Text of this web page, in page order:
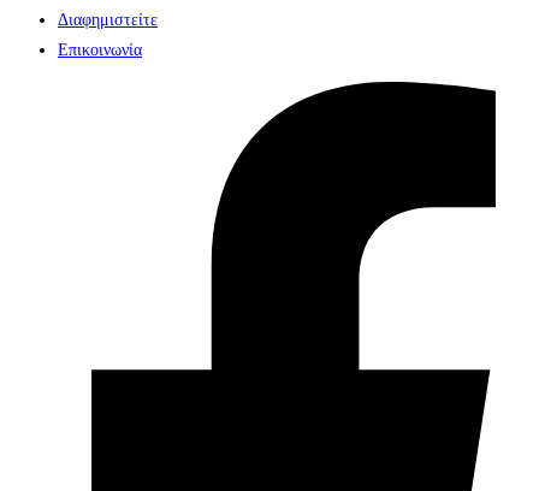
Διαφημιστείτε
Επικοινωνία